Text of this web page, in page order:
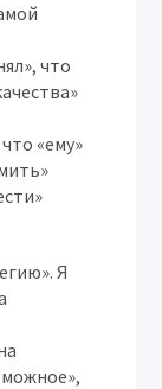
что
«ему»
Я